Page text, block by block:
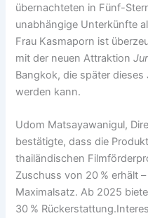
übernachteten in Fünf-
unabhängige Unterkünfte
Frau Kasmaporn ist
mit der neuen Attraktion
Bangkok, die später
werden kann.
Udom Matsayawanigul,
bestätigte, dass die
thailändischen
Zuschuss von 20 % erhält
Maximalsatz. Ab 2025
30 %